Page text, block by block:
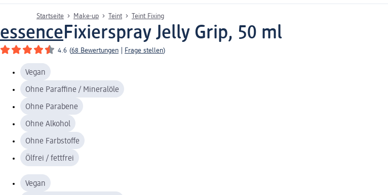
Startseite Make-up Teint Teint Fixing
essenceFixierspray Jelly Grip, 50 ml
4.6 (68 Bewertungen Frage stellen)
Vegan
Ohne Paraffine / Mineralöle
Ohne Parabene
Ohne Alkohol
Ohne Farbstoffe
Ölfrei / fettfrei
Vegan